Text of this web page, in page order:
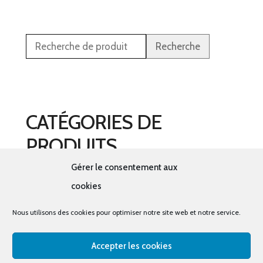
Gérer le consentement aux
cookies
Nous utilisons des cookies pour optimiser notre site web et notre service.
Accepter les cookies
Recherche
CATÉGORIES DE
PRODUITS
Sélectionner une catégorie